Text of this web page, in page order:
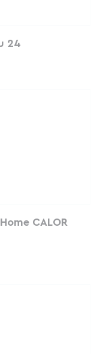
24
CALOR